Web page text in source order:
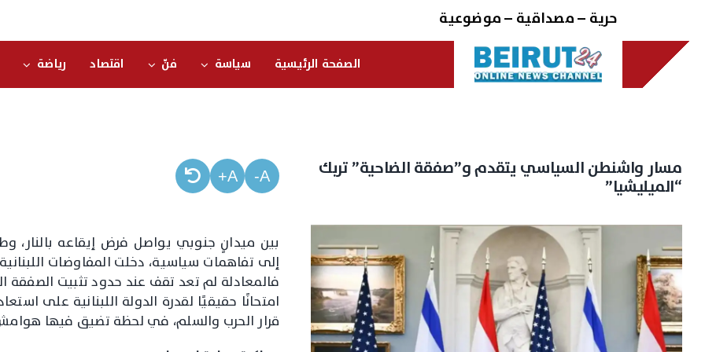
content
حرية – مصداقية – موضوعية
الصفحة الرئيسية سياسة فنّ اقتصاد رياضة
مسار واشنطن السياسي يتقدم و”صفقة الضاحية” تربك
“الميليشيا” A-
A+
بين ميدانٍ جنوبي يواصل فرض إيقاعه
إلى تفاهمات سياسية، دخلت المفاوضات
فالمعادلة لم تعد تقف عند حدود تثبيت الصفقة
امتحانًا حقيقيًا لقدرة الدولة اللبنانية على
قرار الحرب والسلم، في لحظة تضيق فيها